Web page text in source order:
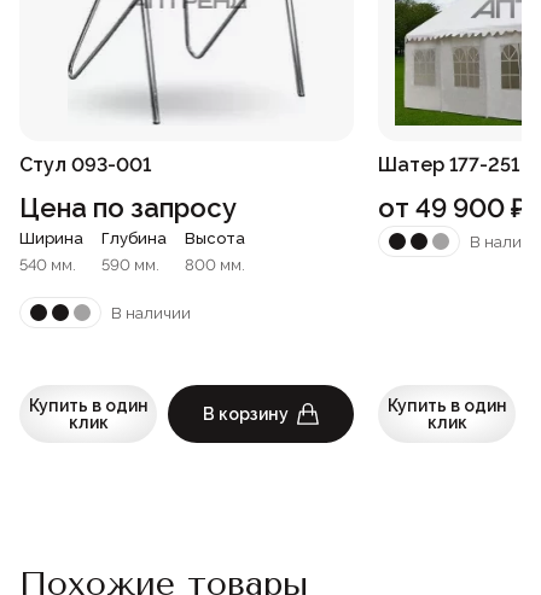
Стул 093-001
Цена по запросу
Ширина
540 мм.
Глубина
590 мм.
Высота
800 мм.
В наличии
Купить в один
клик
В корзину
Шатер 177-251
от 49 900₽
В
Купить в один
клик
Похожие товары